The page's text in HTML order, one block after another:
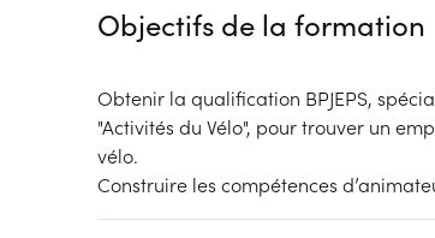
Durée en centre :616h
Rythme :
Cours de jour
Type de parcours :
Parcours collectif
Dispositif
Objectifs de la formation
Obtenir la qualification BPJEPS,
"Activités du Vélo", pour trouver un
vélo.
Construire les compétences